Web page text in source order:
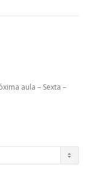
aula – Sexta –